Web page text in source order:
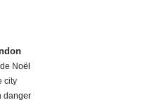
Noël
city
danger